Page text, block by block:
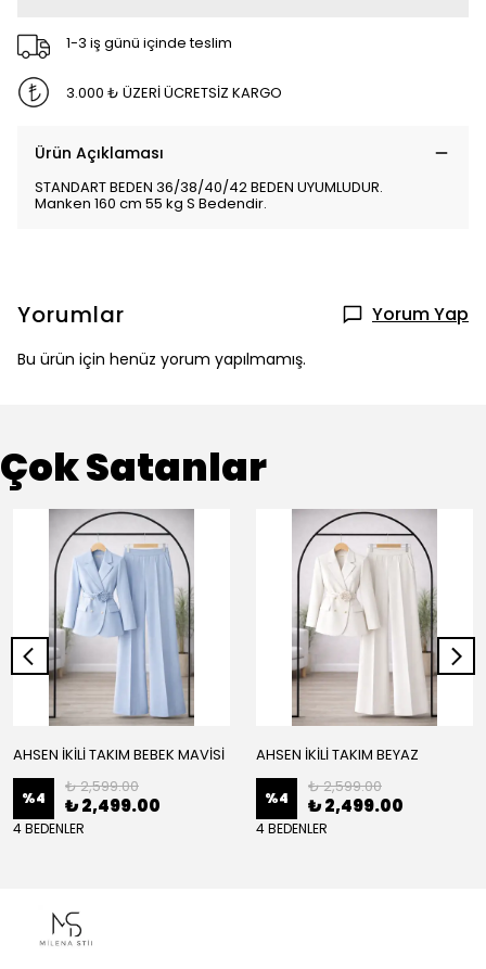
1-3 iş günü içinde teslim
3.000 ₺ ÜZERİ ÜCRETSİZ KARGO
Ürün Açıklaması
STANDART BEDEN 36/38/40/42 BEDEN UYUMLUDUR.
Manken 160 cm 55 kg S Bedendir.
Yorumlar Yorum Yap
Bu ürün için henüz yorum yapılmamış.
Çok Satanlar
AHSEN İKİLİ TAKIM BEBEK MAVİSİ
%4
₺ 2,599.00
₺ 2,499.00
4 BEDENLER
AHSEN İKİLİ TAKIM BEYAZ
%4
₺ 2,599.00
₺ 2,499.00
4 BEDENLER